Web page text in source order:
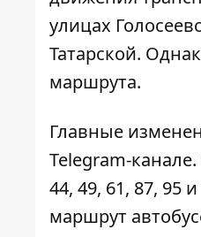
улицах
Татарской.
маршрута.
Главные
Telegram-
44, 49, 61, 87, 95
маршрут